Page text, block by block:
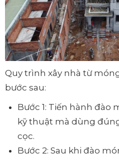
Quy trình xây nhà từ
bước sau:
Bước 1: Tiến hành đào
kỹ thuật mà dùng
cọc.
Bước 2: Sau khi đào